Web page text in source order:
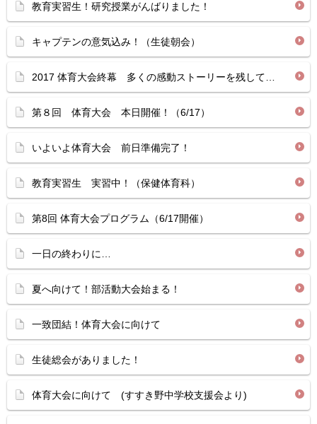
教育実習生！研究授業がんばりました！
キャプテンの意気込み！（生徒朝会）
2017 体育大会終幕 多くの感動ストーリーを残して…
第８回 体育大会 本日開催！（6/17）
いよいよ体育大会 前日準備完了！
教育実習生 実習中！（保健体育科）
第8回 体育大会プログラム（6/17開催）
一日の終わりに…
夏へ向けて！部活動大会始まる！
一致団結！体育大会に向けて
生徒総会がありました！
体育大会に向けて (すすき野中学校支援会より)